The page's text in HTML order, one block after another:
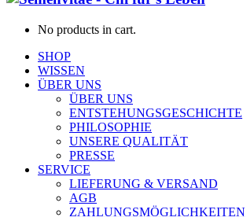
No products in cart.
SHOP
WISSEN
ÜBER UNS
ÜBER UNS
ENTSTEHUNGSGESCHICHTE
PHILOSOPHIE
UNSERE QUALITÄT
PRESSE
SERVICE
LIEFERUNG & VERSAND
AGB
ZAHLUNGSMÖGLICHKEITEN